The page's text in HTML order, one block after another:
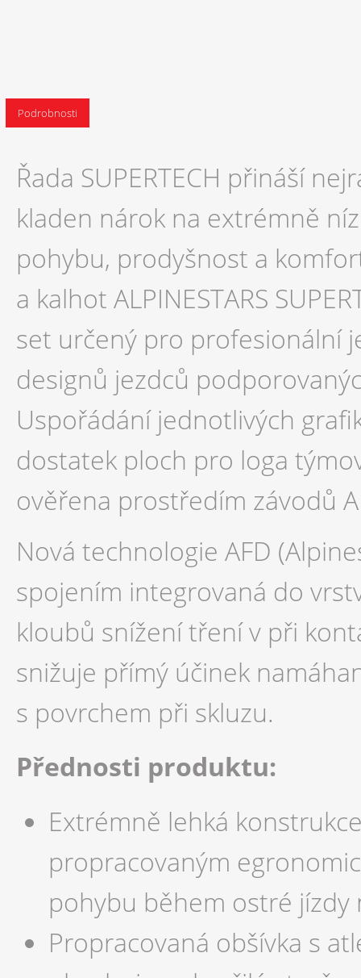
Podrobnosti
Řada SUPERTECH přináší
kladen nárok na extrémně
pohybu, prodyšnost a
a kalhot ALPINESTARS
set určený pro profesionální
designů jezdců
Uspořádání jednotlivých
dostatek ploch pro loga
ověřena prostředím závodů
Nová technologie AFD
spojením integrovaná do
kloubů snížení tření v při
snižuje přímý účinek
s povrchem při skluzu.
Přednosti produktu:
Extrémně lehká
propracovaným
pohybu během ostré jízdy
Propracovaná obšívka s